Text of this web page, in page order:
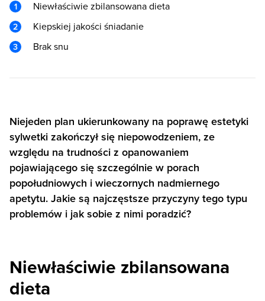
Niewłaściwie zbilansowana dieta
Kiepskiej jakości śniadanie
Brak snu
Niejeden plan ukierunkowany na poprawę estetyki
sylwetki zakończył się niepowodzeniem, ze
względu na trudności z opanowaniem
pojawiającego się szczególnie w porach
popołudniowych i wieczornych nadmiernego
apetytu. Jakie są najczęstsze przyczyny tego typu
problemów i jak sobie z nimi poradzić?
Niewłaściwie zbilansowana
dieta